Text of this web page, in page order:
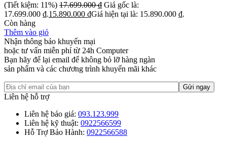
(Tiết kiệm: 11%) 17.699.000₫ Giá gốc là:
17.699.000 ₫.15.890.000 ₫Giá hiện tại là: 15.890.000 ₫.
Còn hàng
Thêm vào giỏ
Nhận thông báo khuyến mại
hoặc tư vấn miễn phí từ 24h Computer
Bạn hãy để lại email để không bỏ lỡ hàng ngàn
sản phẩm và các chương trình khuyến mãi khác
Liên hệ hỗ trợ
Liên hệ báo giá: 093.123.999
Liên hệ kỹ thuật: 0922566599
Hỗ Trợ Bảo Hành: 0922566588